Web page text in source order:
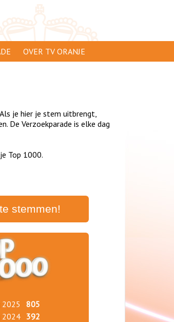
OVER TV ORANJE
ADVERTEREN
PRIVACY
je hier je stem uitbrengt,
De Verzoekparade is elke dag
Top 1000.
stemmen!
2025
805
2024
392